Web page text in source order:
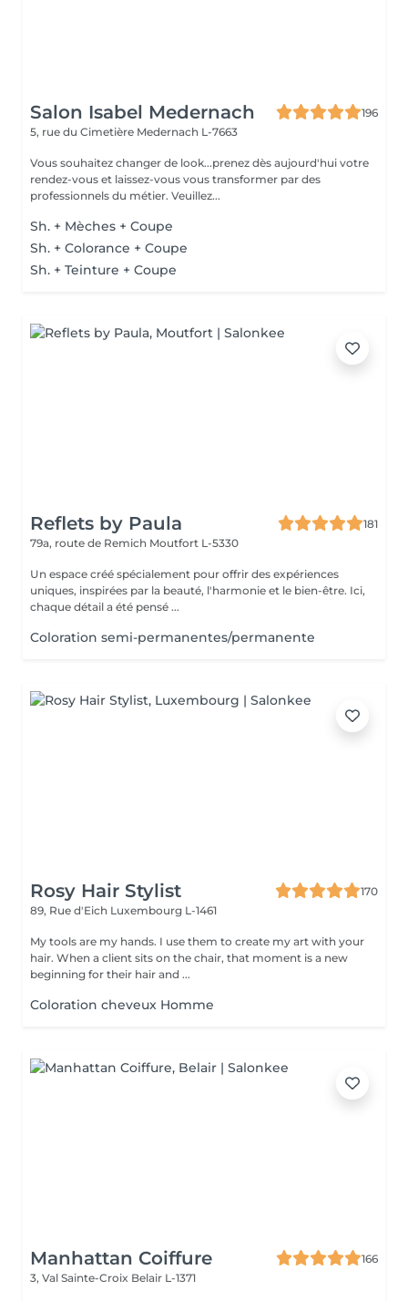
Salon Isabel Medernach
196
5, rue du Cimetière Medernach L-7663
Vous souhaitez changer de look...prenez dès aujourd'hui votre
rendez-vous et laissez-vous vous transformer par des
professionnels du métier. Veuillez...
Sh. + Mèches + Coupe
Sh. + Colorance + Coupe
Sh. + Teinture + Coupe
Reflets by Paula
181
79a, route de Remich Moutfort L-5330
Un espace créé spécialement pour offrir des expériences
uniques, inspirées par la beauté, l'harmonie et le bien-être. Ici,
chaque détail a été pensé ...
Coloration semi-permanentes/permanente
Rosy Hair Stylist
170
89, Rue d'Eich Luxembourg L-1461
My tools are my hands. I use them to create my art with your
hair. When a client sits on the chair, that moment is a new
beginning for their hair and ...
Coloration cheveux Homme
Manhattan Coiffure
166
3, Val Sainte-Croix Belair L-1371